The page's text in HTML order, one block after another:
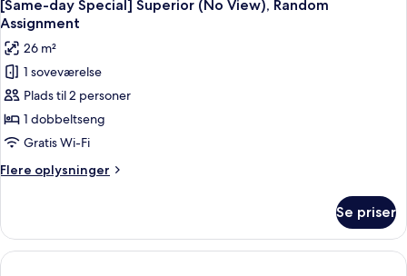
[Same-day Special] Superior (No View), Random
Assignment
26 m²
1 soveværelse
Plads til 2 personer
1 dobbeltseng
Gratis Wi-Fi
Flere oplysninger
Flere
day
Special]
Superior
Se priser